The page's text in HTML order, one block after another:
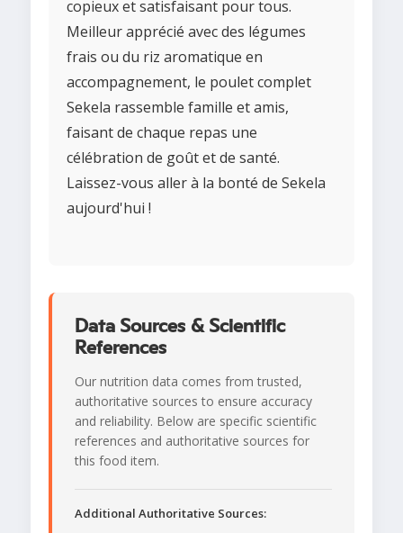
copieux et satisfaisant pour tous.
Meilleur apprécié avec des légumes
frais ou du riz aromatique en
accompagnement, le poulet complet
Sekela rassemble famille et amis,
faisant de chaque repas une
célébration de goût et de santé.
Laissez-vous aller à la bonté de Sekela
aujourd'hui !
Data Sources & Scientific
References
Our nutrition data comes from trusted,
authoritative sources to ensure accuracy
and reliability. Below are specific scientific
references and authoritative sources for
this food item.
Additional Authoritative Sources: